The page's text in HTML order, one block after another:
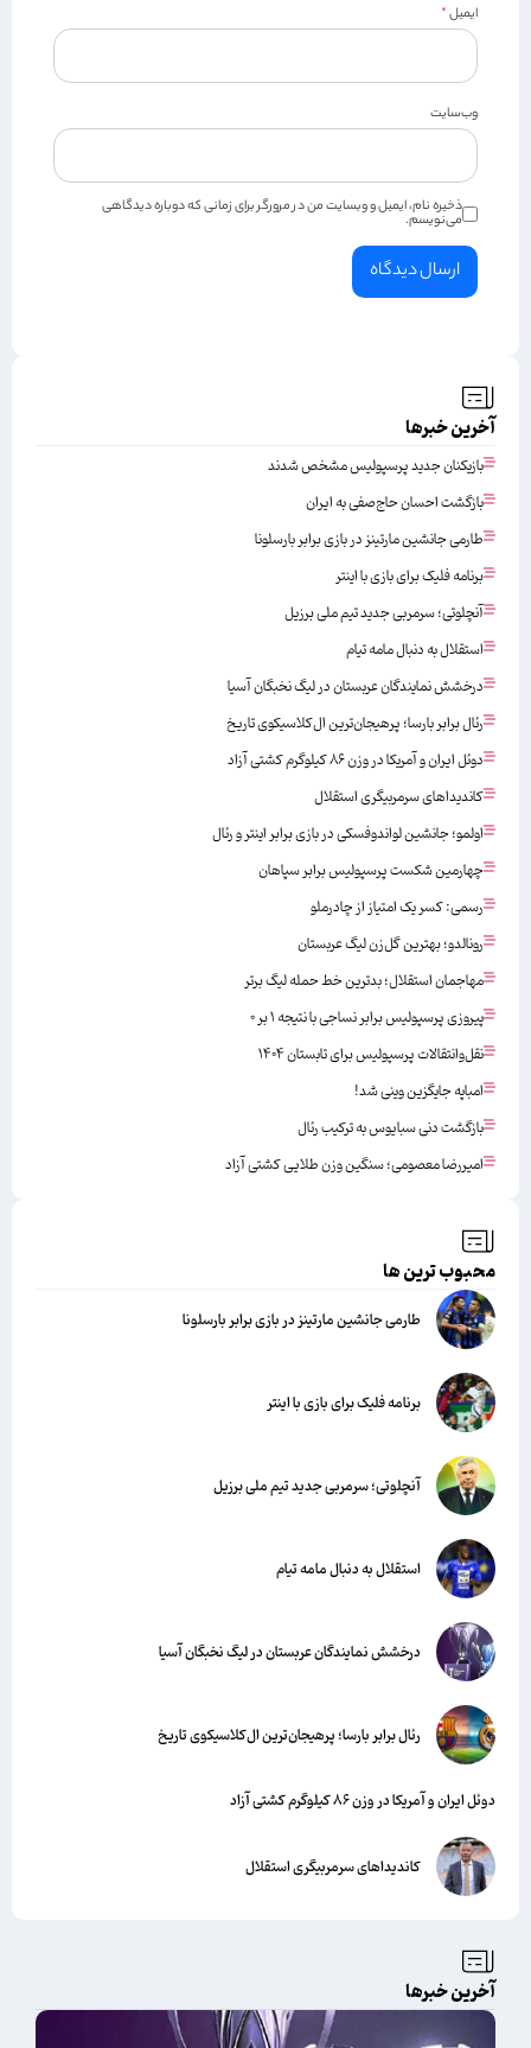
ایمیل*
وب‌سایت
ذخیره نام، ایمیل و وبسایت من در مرورگر برای زمانی که دوباره دیدگاهی
می‌نویسم.
آخرین خبرها
بازیکنان جدید پرسپولیس مشخص شدند
بازگشت احسان حاج‌صفی به ایران
طارمی جانشین مارتینز در بازی برابر بارسلونا
برنامه فلیک برای بازی با اینتر
آنچلوتی؛ سرمربی جدید تیم ملی برزیل
استقلال به دنبال مامه تیام
درخشش نمایندگان عربستان در لیگ نخبگان آسیا
رئال برابر بارسا؛ پرهیجان‌‌ترین ال‌کلاسیکوی تاریخ
دوئل ایران و آمریکا در وزن ۸۶ کیلوگرم کشتی آزاد
کاندیداهای سرمربیگری استقلال
اولمو؛ جانشین لواندوفسکی در بازی برابر اینتر و رئال
چهارمین شکست پرسپولیس برابر سپاهان
رسمی: کسر یک امتیاز از چادرملو
رونالدو؛ بهترین گل‌زن لیگ عربستان
مهاجمان استقلال؛ بدترین خط حمله لیگ برتر
پیروزی پرسپولیس برابر نساجی با نتیجه ۱ بر ۰
نقل‌وانتقالات پرسپولیس برای تابستان ۱۴۰۴
امباپه جایگزین وینی شد!
بازگشت دنی سبایوس به ترکیب رئال
امیررضا معصومی؛ سنگین وزن طلایی کشتی آزاد
محبوب ترین ها
طارمی جانشین مارتینز در بازی برابر بارسلونا
برنامه فلیک برای بازی با اینتر
آنچلوتی؛ سرمربی جدید تیم ملی برزیل
استقلال به دنبال مامه تیام
درخشش نمایندگان عربستان در لیگ نخبگان آسیا
رئال برابر بارسا؛ پرهیجان‌‌ترین ال‌کلاسیکوی تاریخ
دوئل ایران و آمریکا در وزن ۸۶ کیلوگرم کشتی آزاد
کاندیداهای سرمربیگری استقلال
آخرین خبرها